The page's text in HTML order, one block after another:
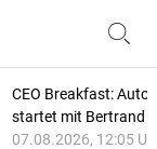
CEO Breakfast:
startet mit Bertrand
07.08.2026, 12:05